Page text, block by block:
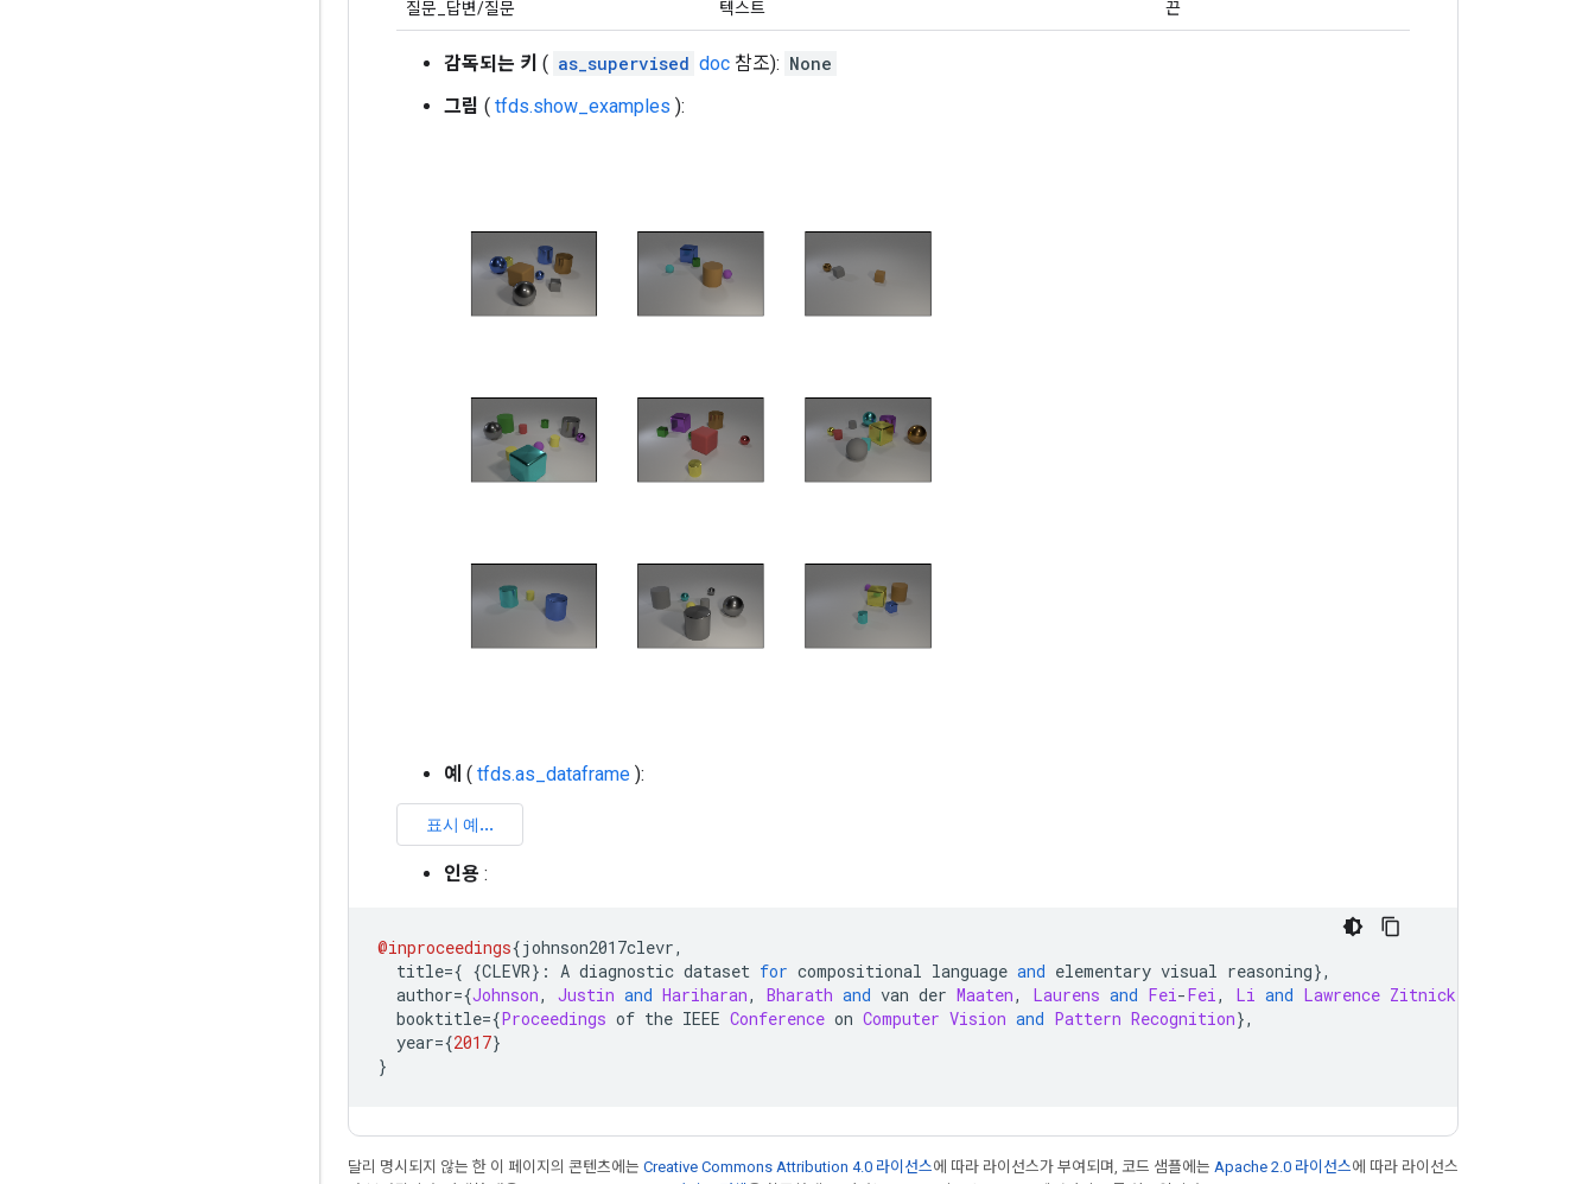
질문_답변/질문 텍스트 끈
감독되는 키 ( as_supervised doc 참조): None
그림 ( tfds.show_examples ):
예 ( tfds.as_dataframe ):
인용 :
@inproceedings{johnson2017clevr,
title={ {CLEVR}: A diagnostic dataset for compositional language and elementary visual reasoning},
author={Johnson, Justin and Hariharan, Bharath and van der Maaten, Laurens and Fei-Fei, Li and Lawrence Zitnick
booktitle={Proceedings of the IEEE Conference on Computer Vision and Pattern Recognition},
year={2017}
}
달리 명시되지 않는 한 이 페이지의 콘텐츠에는 Creative Commons Attribution 4.0 라이선스에 따라 라이선스가 부여되며, 코드 샘플에는 Apache 2.0 라이선스에 따라 라이선스